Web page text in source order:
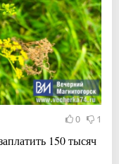
0 1
150 тысяч